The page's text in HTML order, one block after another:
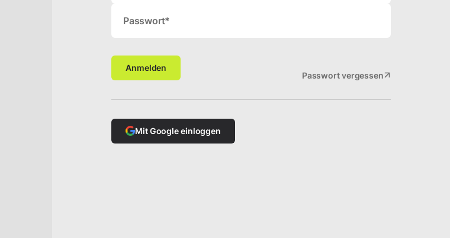
Passwort*
Anmelden
Passwort vergessen
Mit Google einloggen